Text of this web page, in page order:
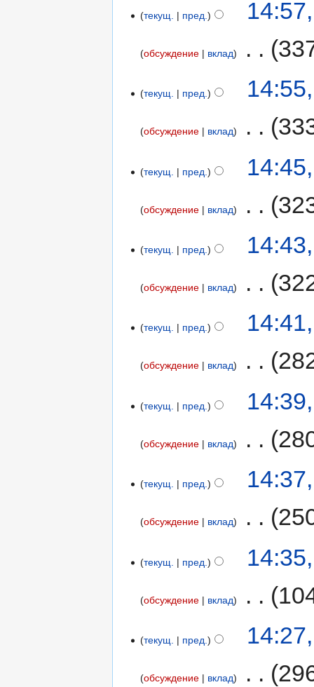
текущ. пред.
обсуждение вклад
текущ. пред.
обсуждение вклад
текущ. пред.
обсуждение вклад
текущ. пред.
обсуждение вклад
текущ. пред.
обсуждение вклад
текущ. пред.
обсуждение вклад
текущ. пред.
обсуждение вклад
текущ. пред.
обсуждение вклад
текущ. пред.
обсуждение вклад